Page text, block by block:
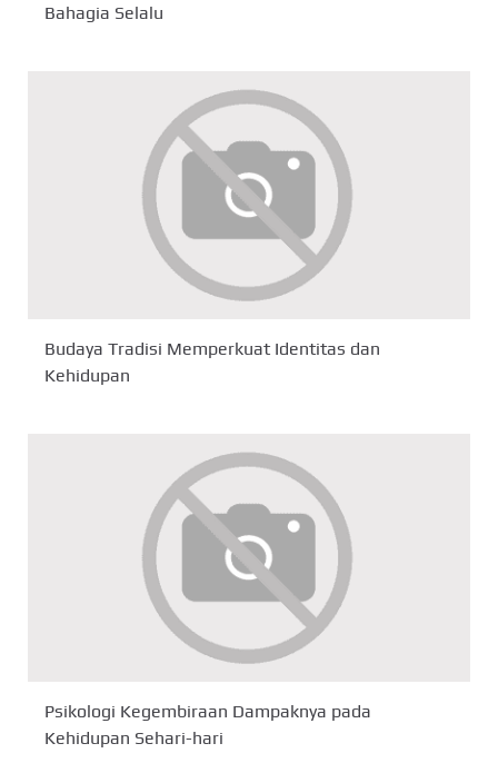
Bahagia Selalu
Budaya Tradisi Memperkuat Identitas dan
Kehidupan
Psikologi Kegembiraan Dampaknya pada
Kehidupan Sehari-hari